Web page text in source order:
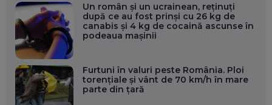
Un român și un ucrainean, reținuți
după ce au fost prinși cu 26 kg de
canabis și 4 kg de cocaină ascunse în
podeaua mașinii
Furtuni în valuri peste România. Ploi
torențiale și vânt de 70 km/h în mare
parte din țară